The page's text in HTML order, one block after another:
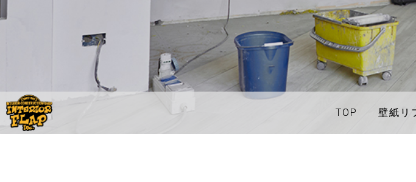
TOP 壁紙リ
TOP 壁紙リ